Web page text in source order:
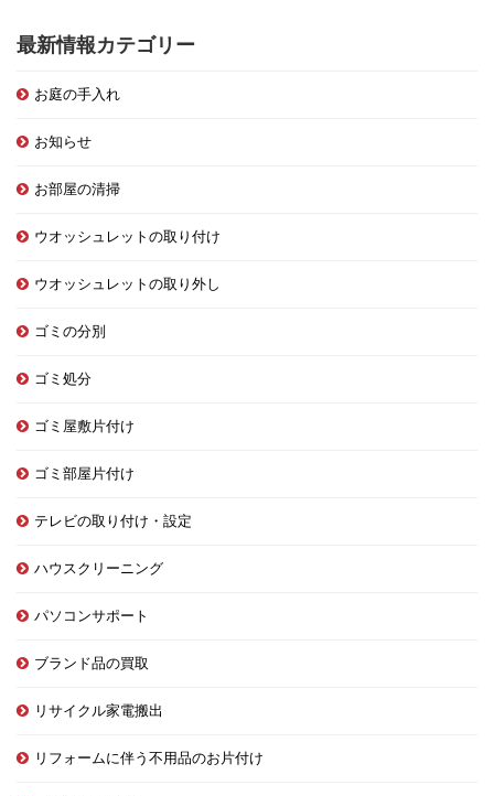
最新情報カテゴリー
お庭の手入れ
お知らせ
お部屋の清掃
ウオッシュレットの取り付け
ウオッシュレットの取り外し
ゴミの分別
ゴミ処分
ゴミ屋敷片付け
ゴミ部屋片付け
テレビの取り付け・設定
ハウスクリーニング
パソコンサポート
ブランド品の買取
リサイクル家電搬出
リフォームに伴う不用品のお片付け